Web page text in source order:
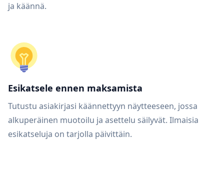
ja käännä.
Esikatsele ennen maksamista
Tutustu asiakirjasi käännettyyn näytteeseen, jossa
alkuperäinen muotoilu ja asettelu säilyvät. Ilmaisia
esikatseluja on tarjolla päivittäin.